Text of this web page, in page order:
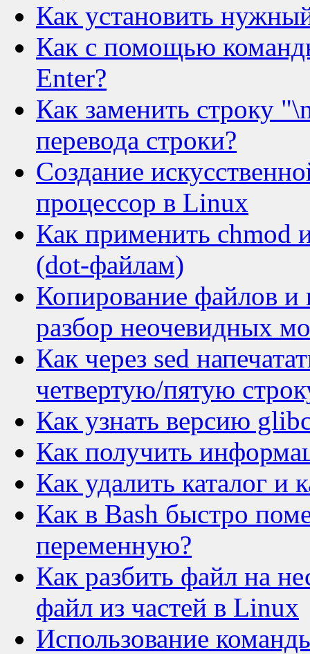
Как установить
Как с помощью
Enter?
Как заменить строку
перевода строки?
Создание
процессор в Linux
Как применить chmod
(dot-файлам)
Копирование файлов и
разбор неочевидных
Как через sed
четвертую/пятую
Как узнать версию
Как получить
Как удалить каталог и
Как в Bash быстро
переменную?
Как разбить файл на
файл из частей в Linux
Использование